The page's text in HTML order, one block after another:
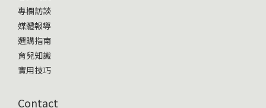
專欄訪談
媒體報導
選購指南
育兒知識
實用技巧
Contact